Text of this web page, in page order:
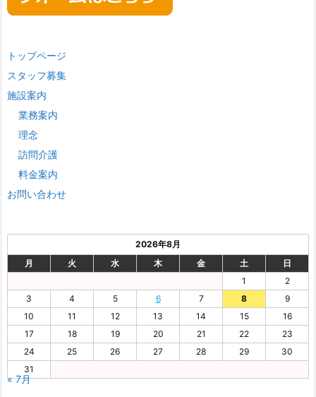
トップページ
スタッフ募集
施設案内
業務案内
理念
訪問介護
料金案内
お問い合わせ
2026年8月
月
火 水 木 金 土
日
1
2
3
4 5 6 7 8
9
10
11 12 13 14 15
16
17
18 19 20 21 22
23
24
25 26 27 28 29
30
31
« 7月